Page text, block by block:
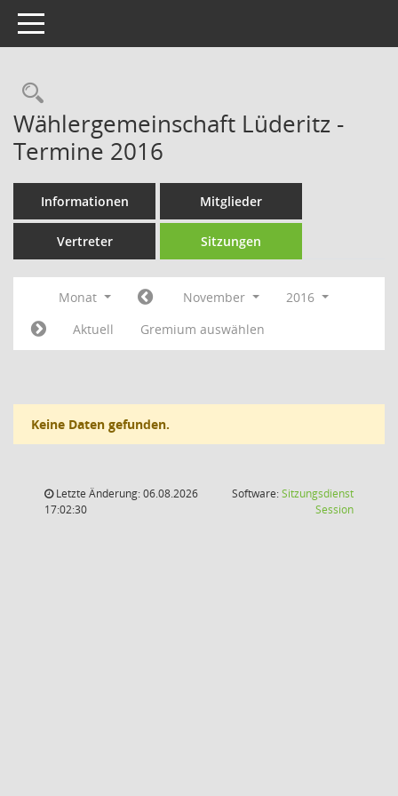
Toggle navigation
Rechercheauswahl
Wählergemeinschaft Lüderitz -
Termine 2016
Informationen Mitglieder
Vertreter Sitzungen
Monat November
2016
Aktuell
Gremium auswählen
Keine Daten gefunden.
Letzte Änderung: 06.08.2026
17:02:30
Software:Sitzungsdienst
Session(Wird in